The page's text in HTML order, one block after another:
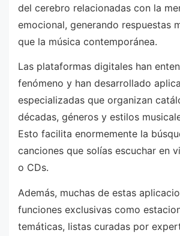
del cerebro relacionadas con la
emocional, generando respuestas
que la música contemporánea.
Las plataformas digitales han
fenómeno y han desarrollado
especializadas que organizan
décadas, géneros y estilos
Esto facilita enormemente la
canciones que solías escuchar en
o CDs.
Además, muchas de estas
funciones exclusivas como
temáticas, listas curadas por